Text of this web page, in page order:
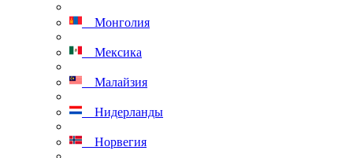
Монголия
Мексика
Малайзия
Нидерланды
Норвегия